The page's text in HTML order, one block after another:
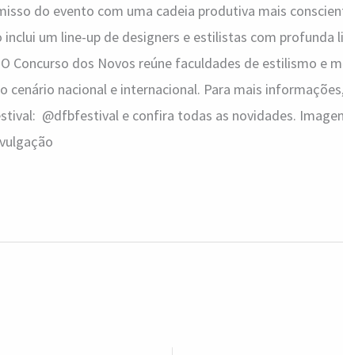
do evento com uma cadeia produtiva mais
um line-up de designers e estilistas com profunda
Concurso dos Novos reúne faculdades de estilismo e
cenário nacional e internacional. Para mais
@dfbfestival e confira todas as novidades.